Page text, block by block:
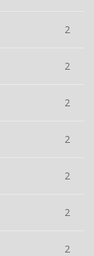
2
2
2
2
2
2
2